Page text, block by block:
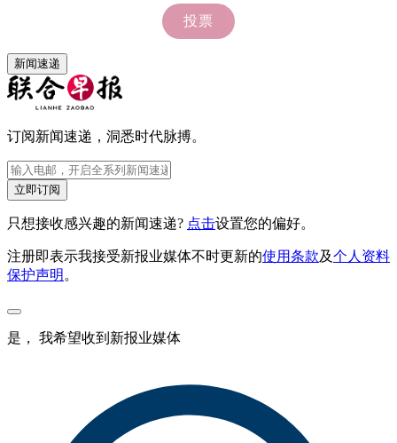
新闻速递
订阅新闻速递，洞悉时代脉搏。
立即订阅
只想接收感兴趣的新闻速递? 点击设置您的偏好。
注册即表示我接受新报业媒体不时更新的使用条款及个人资料
保护声明 。
是， 我希望收到新报业媒体